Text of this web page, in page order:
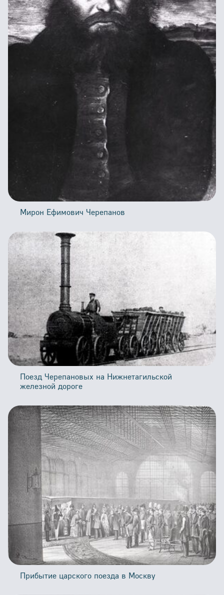
Здания и сооружения
Железнодорожные переезды
Погрузо-разгрузочные работы
Приказы и уставы
Планы и чертежи
Пояснительные записки
Расписания поездов
Великая Отечественная Война
Герои Социалистического труда
Памятники
Пассажирские вагоны
Грузовые вагоны
Мирон Ефимович Черепанов
Поезд Черепановых на Нижнетагильской
железной дороге
Прибытие царского поезда в Москву